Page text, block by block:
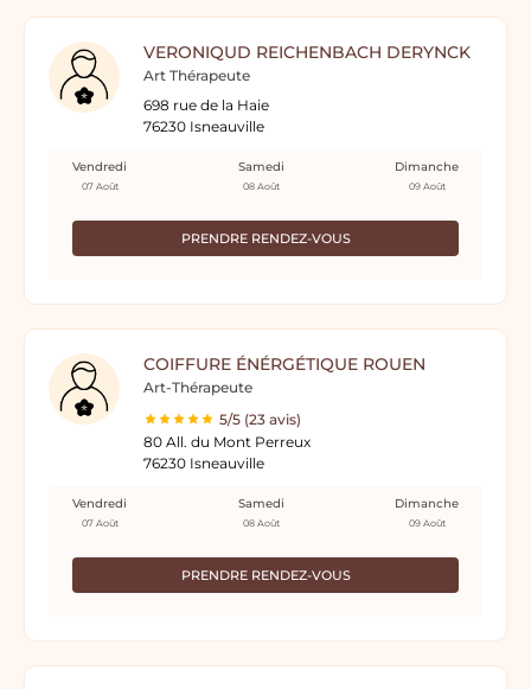
VERONIQUD REICHENBACH DERYNCK
Art Thérapeute
698 rue de la Haie
76230 Isneauville
PRENDRE RENDEZ-VOUS
Vendredi
07 Août
Samedi
08 Août
Dimanche
09 Août
COIFFURE ÉNÉRGÉTIQUE ROUEN
Art-Thérapeute
5/5 (23 avis)
80 All. du Mont Perreux
76230 Isneauville
PRENDRE RENDEZ-VOUS
Vendredi
07 Août
Samedi
08 Août
Dimanche
09 Août